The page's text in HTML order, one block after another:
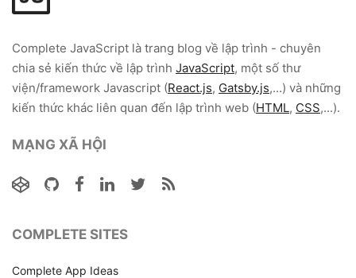
Complete JavaScript là trang blog về lập trình - chuyên
chia sẻ kiến thức về lập trình JavaScript, một số thư
viện/framework Javascript (React.js, Gatsby.js,...) và những
kiến thức khác liên quan đến lập trình web (HTML, CSS,...).
MẠNG XÃ HỘI
COMPLETE SITES
Complete App Ideas